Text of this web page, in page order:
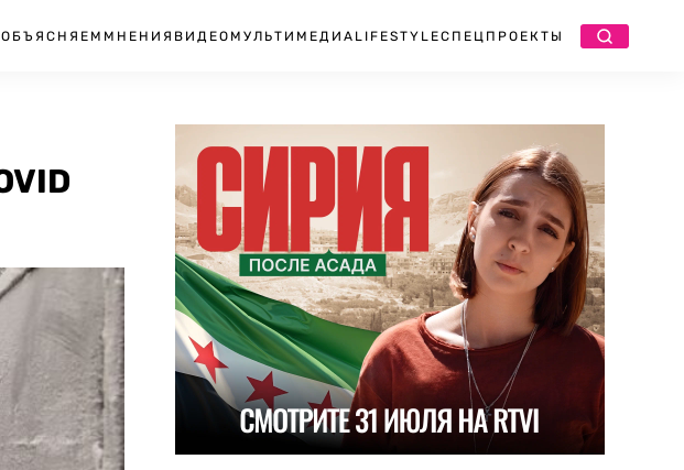
ОБЪЯСНЯЕМ МНЕНИЯ ВИДЕО МУЛЬТИМЕДИА LIFESTYLEСПЕЦПРОЕКТЫ